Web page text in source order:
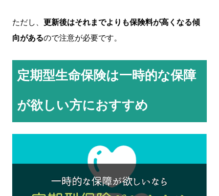
ただし、 更新後はそれまでよりも保険料が高くなる傾
向があるので注意が必要です。
定期型生命保険は一時的な保障
が欲しい方におすすめ